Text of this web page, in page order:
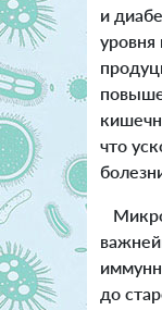
и
уровня
что
до